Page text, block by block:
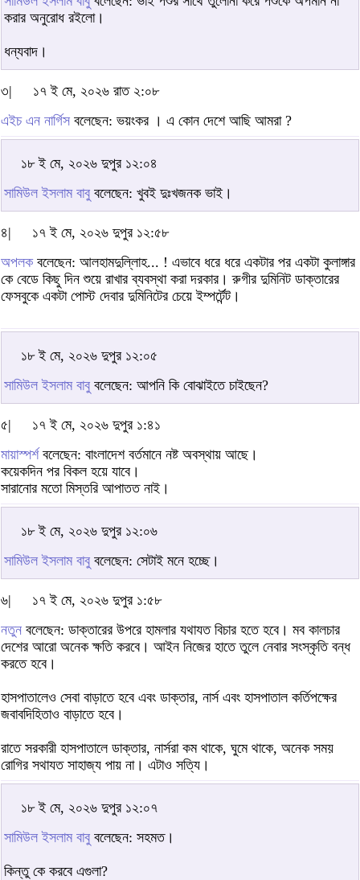
করার অনুরোধ রইলো।
ধন্যবাদ।
৩|
১৭ ই মে, ২০২৬ রাত ২:০৮
এইচ এন নার্গিস বলেছেন: ভয়ংকর । এ কোন দেশে আছি আমরা ?
১৮ ই মে, ২০২৬ দুপুর ১২:০৪
সামিউল ইসলাম বাবু বলেছেন: খুবই দুঃখজনক ভাই।
৪|
১৭ ই মে, ২০২৬ দুপুর ১২:৫৮
অপলক বলেছেন: আলহামদুল্লিাহ... ! এভাবে ধরে ধরে একটার পর একটা কুলাঙ্গার
কে বেডে কিছু দিন শুয়ে রাখার ব্যবস্থা করা দরকার। রুগীর দুমিনিট ডাক্তারের
ফেসবুকে একটা পোস্ট দেবার দুমিনিটের চেয়ে ইম্পর্টেন্ট।
১৮ ই মে, ২০২৬ দুপুর ১২:০৫
সামিউল ইসলাম বাবু বলেছেন: আপনি কি বোঝাইতে চাইছেন?
৫|
১৭ ই মে, ২০২৬ দুপুর ১:৪১
মায়াস্পর্শবলেছেন: বাংলাদেশ বর্তমানে নষ্ট অবস্থায় আছে।
কয়েকদিন পর বিকল হয়ে যাবে।
সারানোর মতো মিস্তরি আপাতত নাই।
১৮ ই মে, ২০২৬ দুপুর ১২:০৬
সামিউল ইসলাম বাবু বলেছেন: সেটাই মনে হচ্ছে।
৬|
১৭ ই মে, ২০২৬ দুপুর ১:৫৮
নতুন বলেছেন: ডাক্তারের উপরে হামলার যথাযত বিচার হতে হবে। মব কালচার
দেশের আরো অনেক ক্ষতি করবে। আইন নিজের হাতে তুলে নেবার সংস্কৃতি বন্ধ
করতে হবে।
হাসপাতালেও সেবা বাড়াতে হবে এবং ডাক্তার, নার্স এবং হাসপাতাল কর্তিপক্ষের
জবাবদিহিতাও বাড়াতে হবে।
রাতে সরকারী হাসপাতালে ডাক্তার, নার্সরা কম থাকে, ঘুমে থাকে, অনেক সময়
রোগির সথাযত সাহাজ্য পায় না। এটাও সত্যি।
১৮ ই মে, ২০২৬ দুপুর ১২:০৭
সামিউল ইসলাম বাবু বলেছেন: সহমত।
কিন্তু কে করবে এগুলা?